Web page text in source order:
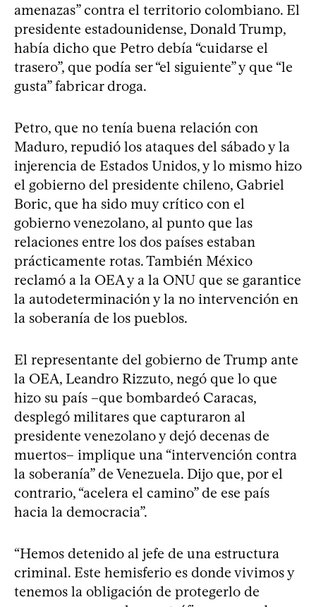
amenazas” contra el territorio colombiano. El
presidente estadounidense, Donald Trump,
había dicho que Petro debía “cuidarse el
trasero”, que podía ser “el siguiente” y que “le
gusta” fabricar droga.
Petro, que no tenía buena relación con
Maduro, repudió los ataques del sábado y la
injerencia de Estados Unidos, y lo mismo hizo
el gobierno del presidente chileno, Gabriel
Boric, que ha sido muy crítico con el
gobierno venezolano, al punto que las
relaciones entre los dos países estaban
prácticamente rotas. También México
reclamó a la OEA y a la ONU que se garantice
la autodeterminación y la no intervención en
la soberanía de los pueblos.
El representante del gobierno de Trump ante
la OEA, Leandro Rizzuto, negó que lo que
hizo su país –que bombardeó Caracas,
desplegó militares que capturaron al
presidente venezolano y dejó decenas de
muertos– implique una “intervención contra
la soberanía” de Venezuela. Dijo que, por el
contrario, “acelera el camino” de ese país
hacia la democracia”.
“Hemos detenido al jefe de una estructura
criminal. Este hemisferio es donde vivimos y
tenemos la obligación de protegerlo de